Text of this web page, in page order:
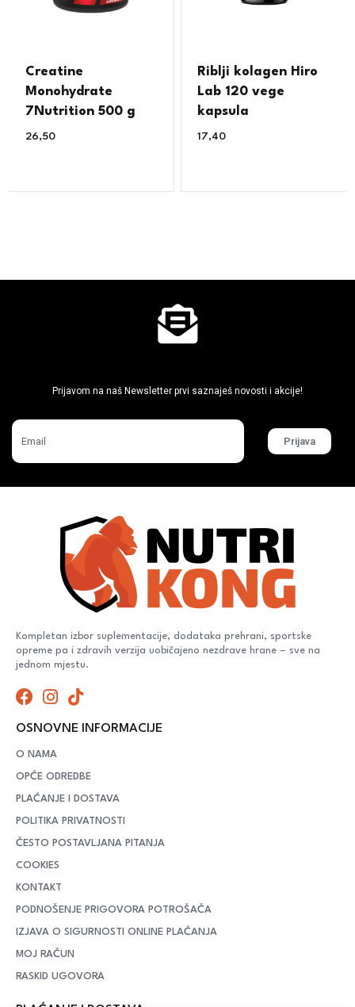
Creatine
Monohydrate
7Nutrition 500 g
26,50
Riblji kolagen Hiro
Lab 120 vege
kapsula
17,40
Prijavom na naš Newsletter prvi saznaješ novosti i akcije!
Prijava
Kompletan izbor suplementacije, dodataka prehrani, sportske
opreme pa i zdravih verzija uobičajeno nezdrave hrane – sve na
jednom mjestu.
OSNOVNE INFORMACIJE
O NAMA
OPĆE ODREDBE
PLAĆANJE I DOSTAVA
POLITIKA PRIVATNOSTI
ČESTO POSTAVLJANA PITANJA
COOKIES
KONTAKT
PODNOŠENJE PRIGOVORA POTROŠAČA
IZJAVA O SIGURNOSTI ONLINE PLAĆANJA
MOJ RAČUN
RASKID UGOVORA